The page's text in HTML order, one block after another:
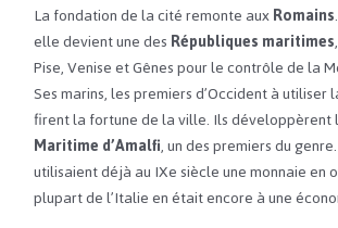
La fondation de la cité remonte auxRomains
elle devient une desRépubliques maritimes
Pise, Venise et Gênes pour le contrôle de la
Ses marins, les premiers d’Occident à utiliser
firent la fortune de la ville. Ils développèrent
Maritime d’Amalfi, un des premiers du
utilisaient déjà au IXe siècle une monnaie en
plupart de l’Italie en était encore à une